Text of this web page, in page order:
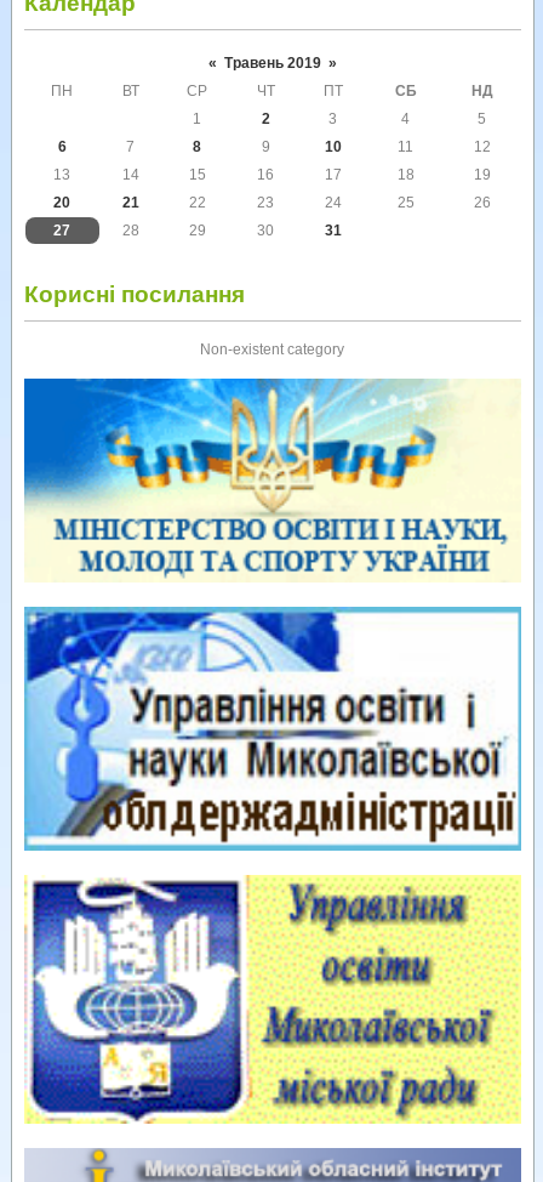
« Травень 2019 »
ПН
ВТ СР ЧТ ПТ СБ
НД
1
2 3 4
5
6
7 8 9 10 11
12
13
14 15 16 17 18
19
20
21 22 23 24 25
26
27
28 29 30 31
Корисні посилання
Non-existent category